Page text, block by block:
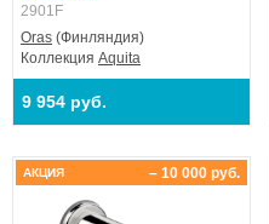
2901F
Oras (Финляндия)
Коллекция Aquita
9 954 руб.
– 10 000 руб.
АКЦИЯ